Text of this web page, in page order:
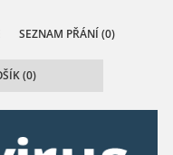
SEZNAM PŘÁNÍ (0)
(0)